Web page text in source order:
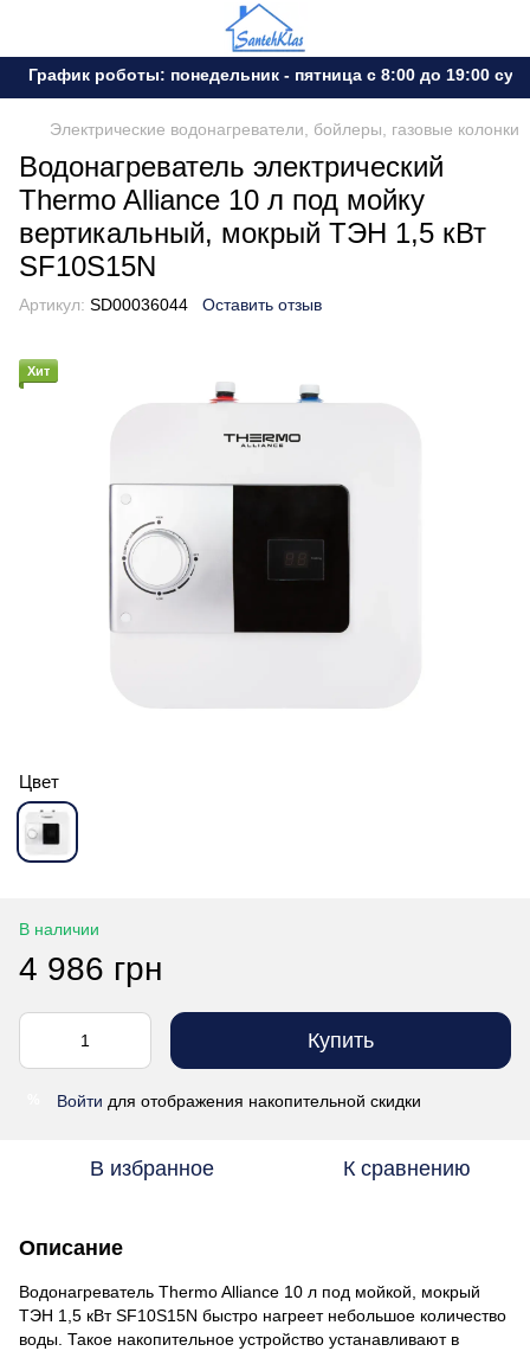
График роботы: понедельник - пятница с 8:00 до 19:00
Электрические водонагреватели, бойлеры, газовые колонки
Водонагреватель электрический
Thermo Alliance 10 л под мойку
вертикальный, мокрый ТЭН 1,5 кВт
SF10S15N
Артикул: SD00036044 Оставить отзыв
Хит
Цвет
В наличии
4 986 грн
Купить
Войти для отображения накопительной скидки
В избранное К сравнению
Описание
Водонагреватель Thermo Alliance 10 л под мойкой, мокрый
ТЭН 1,5 кВт SF10S15N быстро нагреет небольшое количество
воды. Такое накопительное устройство устанавливают в